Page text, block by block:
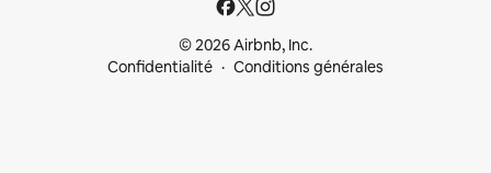
© 2026 Airbnb, Inc.
Confidentialité
Conditions générales